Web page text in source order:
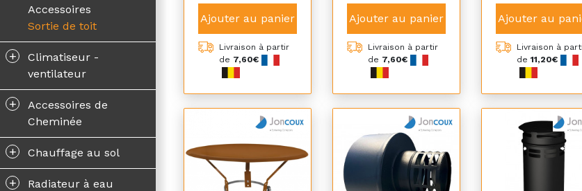
Accessoires
Sortie de toit
+
Climatiseur -
ventilateur
+
Accessoires de
Cheminée
+ Chauffage au sol
+
Radiateur à eau
Ajouter au panier
Livraison à partir
de 7,60€
Ajouter au panier
Livraison à partir
de 7,60€
Ajouter au
Livraison à
de 11,20€